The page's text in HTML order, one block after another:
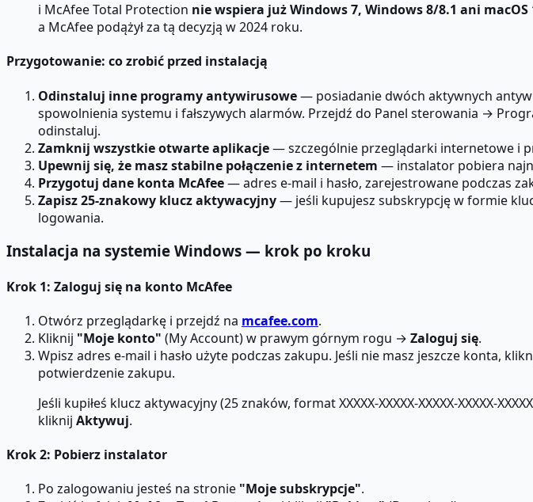
ℹ️ McAfee Total Protection nie wspiera już Windows 7, Windows 8/8.1 ani
a McAfee podążył za tą decyzją w 2024 roku.
Przygotowanie: co zrobić przed instalacją
Odinstaluj inne programy antywirusowe— posiadanie dwóch aktywnych
spowolnienia systemu i fałszywych alarmów. Przejdź do Panel sterowania →
odinstaluj.
Zamknij wszystkie otwarte aplikacje— szczególnie przeglądarki internetowe i
Upewnij się, że masz stabilne połączenie z internetem — instalator pobiera
Przygotuj dane konta McAfee— adres e-mail i hasło, zarejestrowane podczas
Zapisz 25-znakowy klucz aktywacyjny— jeśli kupujesz subskrypcję w formie
logowania.
Instalacja na systemie Windows — krok po kroku
Krok 1: Zaloguj się na konto McAfee
Otwórz przeglądarkę i przejdź na mcafee.com.
Kliknij "Moje konto" (My Account) w prawym górnym rogu → Zaloguj się.
Wpisz adres e-mail i hasło użyte podczas zakupu. Jeśli nie masz jeszcze konta,
potwierdzenie zakupu.
Jeśli kupiłeś klucz aktywacyjny (25 znaków, format XXXXX-XXXXX-XXXXX-XXXXX-
kliknij Aktywuj.
Krok 2: Pobierz instalator
Po zalogowaniu jesteś na stronie "Moje subskrypcje".